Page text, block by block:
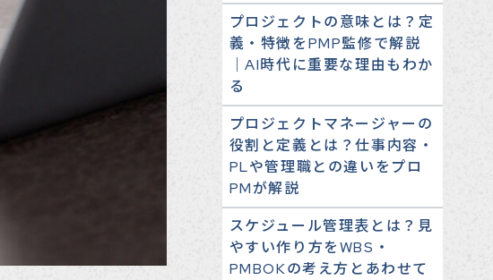
プロジェクトの意味とは？定
義・特徴をPMP監修で解説
｜AI時代に重要な理由もわか
る
プロジェクトマネージャーの
役割と定義とは？仕事内容・
PLや管理職との違いをプロ
PMが解説
スケジュール管理表とは？見
やすい作り方をWBS・
PMBOKの考え方とあわせて